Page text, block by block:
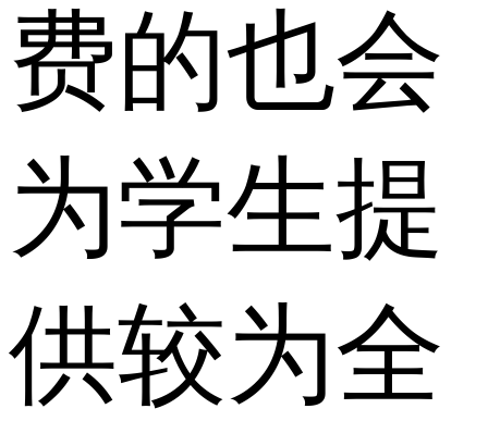
费的也会
为学生提
供较为全